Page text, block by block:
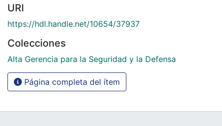
URI
https://hdl.handle.net/10654/37937
Colecciones
Alta Gerencia para la Seguridad y la Defensa
Página completa del ítem